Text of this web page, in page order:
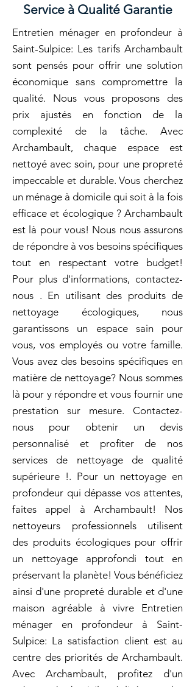
Service à Qualité Garantie
Entretien ménager en profondeur à
Saint-Sulpice: Les tarifs Archambault
sont pensés pour offrir une solution
économique sans compromettre la
qualité. Nous vous proposons des
prix ajustés en fonction de la
complexité de la tâche. Avec
Archambault, chaque espace est
nettoyé avec soin, pour une propreté
impeccable et durable. Vous cherchez
un ménage à domicile qui soit à la fois
efficace et écologique ? Archambault
est là pour vous! Nous nous assurons
de répondre à vos besoins spécifiques
tout en respectant votre budget!
Pour plus d'informations, contactez-
nous . En utilisant des produits de
nettoyage écologiques, nous
garantissons un espace sain pour
vous, vos employés ou votre famille.
Vous avez des besoins spécifiques en
matière de nettoyage? Nous sommes
là pour y répondre et vous fournir une
prestation sur mesure. Contactez-
nous pour obtenir un devis
personnalisé et profiter de nos
services de nettoyage de qualité
supérieure !. Pour un nettoyage en
profondeur qui dépasse vos attentes,
faites appel à Archambault! Nos
nettoyeurs professionnels utilisent
des produits écologiques pour offrir
un nettoyage approfondi tout en
préservant la planète! Vous bénéficiez
ainsi d'une propreté durable et d'une
maison agréable à vivre Entretien
ménager en profondeur à Saint-
Sulpice: La satisfaction client est au
centre des priorités de Archambault.
Avec Archambault, profitez d'un